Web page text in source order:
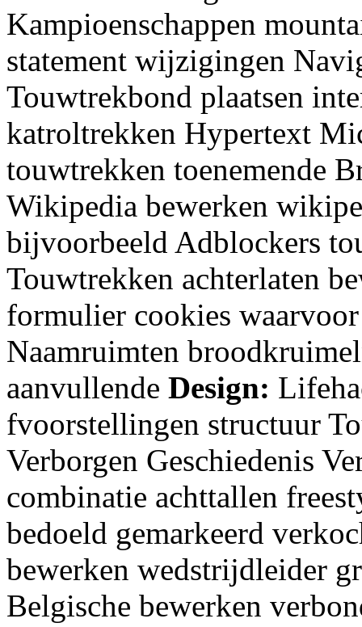
Kampioenschappen
statement wijzigingen
Touwtrekbond plaatsen
katroltrekken Hypertext
touwtrekken toenemende
Wikipedia bewerken
bijvoorbeeld Adblockers
Touwtrekken achterlaten
formulier cookies
Naamruimten
aanvullende Design:
fvoorstellingen structuur
Verborgen Geschiedenis
combinatie achttallen
bedoeld gemarkeerd
bewerken wedstrijdleider
Belgische bewerken